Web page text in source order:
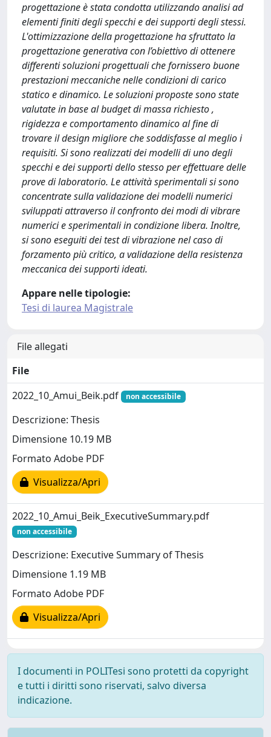
progettazione è stata condotta utilizzando analisi ad
elementi finiti degli specchi e dei supporti degli stessi.
L'ottimizzazione della progettazione ha sfruttato la
progettazione generativa con l’obiettivo di ottenere
differenti soluzioni progettuali che fornissero buone
prestazioni meccaniche nelle condizioni di carico
statico e dinamico. Le soluzioni proposte sono state
valutate in base al budget di massa richiesto ,
rigidezza e comportamento dinamico al fine di
trovare il design migliore che soddisfasse al meglio i
requisiti. Si sono realizzati dei modelli di uno degli
specchi e dei supporti dello stesso per effettuare delle
prove di laboratorio. Le attività sperimentali si sono
concentrate sulla validazione dei modelli numerici
sviluppati attraverso il confronto dei modi di vibrare
numerici e sperimentali in condizione libera. Inoltre,
si sono eseguiti dei test di vibrazione nel caso di
forzamento più critico, a validazione della resistenza
meccanica dei supporti ideati.
Appare nelle tipologie:
Tesi di laurea Magistrale
File allegati
File
2022_10_Amui_Beik.pdf
non accessibile
Descrizione: Thesis
Dimensione 10.19 MB
Formato Adobe PDF
Visualizza/Apri
2022_10_Amui_Beik_ExecutiveSummary.pdf
non accessibile
Descrizione: Executive Summary of Thesis
Dimensione 1.19 MB
Formato Adobe PDF
Visualizza/Apri
I documenti in POLITesi sono protetti da copyright
e tutti i diritti sono riservati, salvo diversa
indicazione.